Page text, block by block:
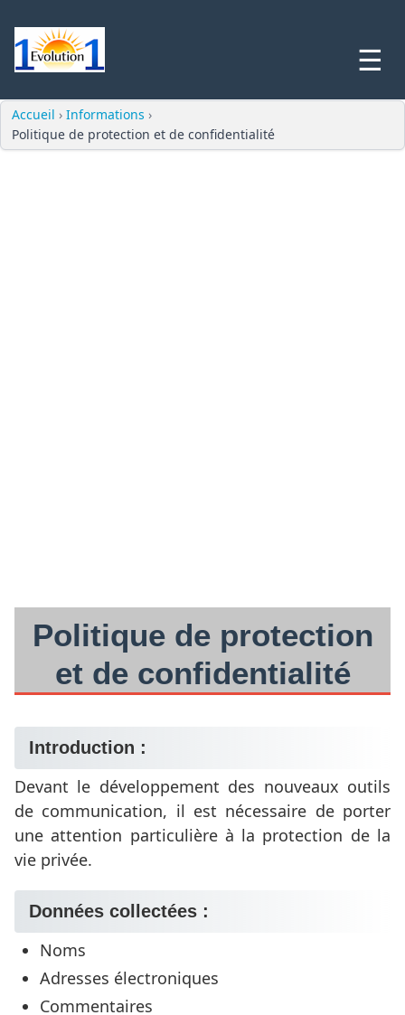
☰
Accueil › Informations ›
Politique de protection et de confidentialité
Politique de protection
et de confidentialité
Introduction :
Devant le développement des nouveaux outils
de communication, il est nécessaire de porter
une attention particulière à la protection de la
vie privée.
Données collectées :
Noms
Adresses électroniques
Commentaires